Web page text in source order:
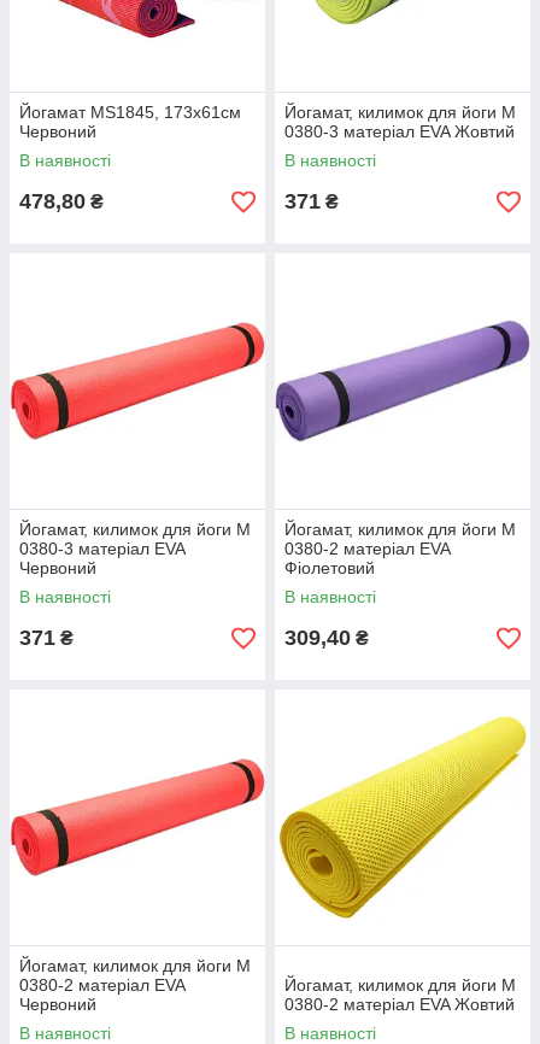
Йогамат MS1845, 173х61см
Червоний
В наявності
478,80 ₴
Йогамат, килимок для йоги M
0380-3 матеріал EVA Жовтий
В наявності
371 ₴
Йогамат, килимок для йоги M
0380-3 матеріал EVA
Червоний
В наявності
371 ₴
Йогамат, килимок для йоги M
0380-2 матеріал EVA
Фіолетовий
В наявності
309,40 ₴
Йогамат, килимок для йоги M
0380-2 матеріал EVA
Червоний
В наявності
Йогамат, килимок для йоги M
0380-2 матеріал EVA Жовтий
В наявності